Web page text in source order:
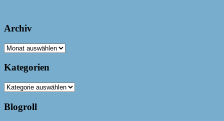
Archiv
Archiv
Kategorien
Kategorien
Blogroll